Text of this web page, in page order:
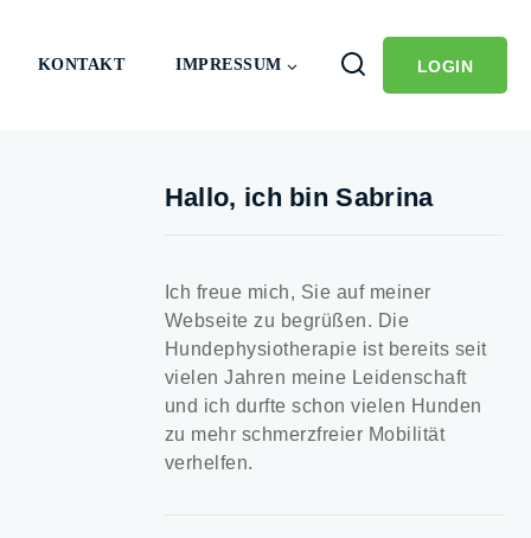
KONTAKT IMPRESSUM LOGIN
Hallo, ich bin Sabrina
Ich freue mich, Sie auf meiner
Webseite zu begrüßen. Die
Hundephysiotherapie ist bereits seit
vielen Jahren meine Leidenschaft
und ich durfte schon vielen Hunden
zu mehr schmerzfreier Mobilität
verhelfen.